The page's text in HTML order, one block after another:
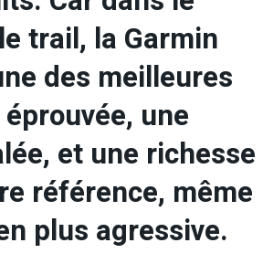
trail, la Garmin
des meilleures
une
et une richesse
référence, même
plus agressive.